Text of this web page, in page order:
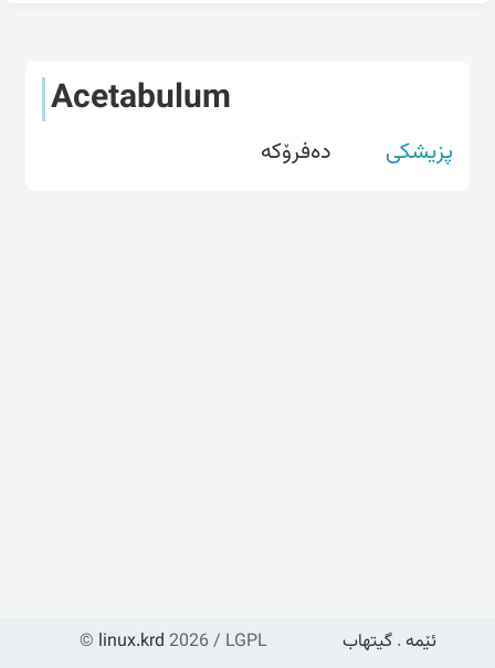
Acetabulum
پزیشکی دەفرۆکە
© linux.krd 2026 / LGPL ئێمە . گیتهاب